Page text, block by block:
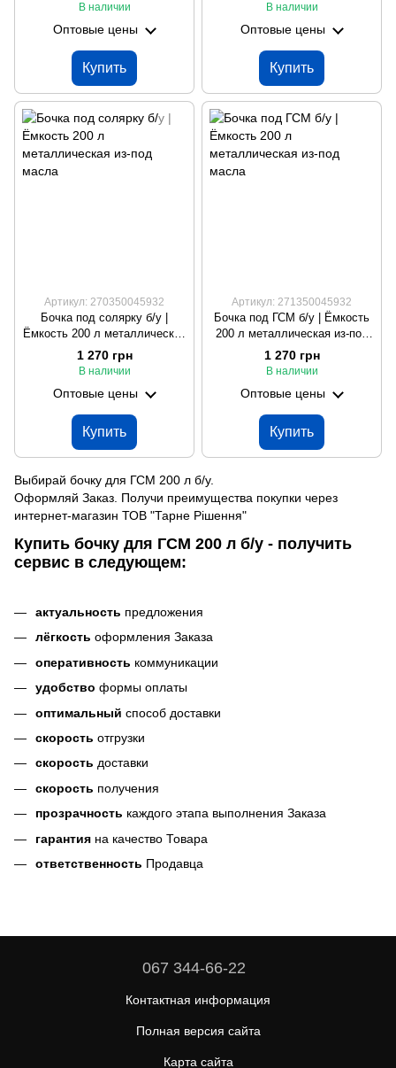
В наличии
Оптовые цены
Купить
В наличии
Оптовые цены
Купить
Артикул: 270350045932
Бочка под солярку б/у |
Ёмкость 200 л металлическая
из-под масла
1 270 грн
В наличии
Оптовые цены
Купить
Артикул: 271350045932
Бочка под ГСМ б/у | Ёмкость
200 л металлическая из-под
масла
1 270 грн
В наличии
Оптовые цены
Купить
Выбирай бочку для ГСМ 200 л б/у.
Оформляй Заказ. Получи преимущества покупки через
интернет-магазин ТОВ "Тарне Рішення"
Купить бочку для ГСМ 200 л б/у - получить
сервис в следующем:
актуальность предложения
лёгкость оформления Заказа
оперативность коммуникации
удобство формы оплаты
оптимальный способ доставки
скорость отгрузки
скорость доставки
скорость получения
прозрачность каждого этапа выполнения Заказа
гарантия на качество Товара
ответственность Продавца
067 344-66-22
Контактная информация
Полная версия сайта
Карта сайта